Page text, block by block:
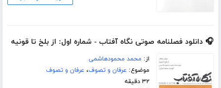
🎧 دانلود فصلنامه صوتی نگاه آفتاب - شماره اول: از بلخ تا قونیه
از: محمد محمودهاشمی
موضوع: عرفان و تصوف، عرفان و تصوف
۳۲ دقیقه